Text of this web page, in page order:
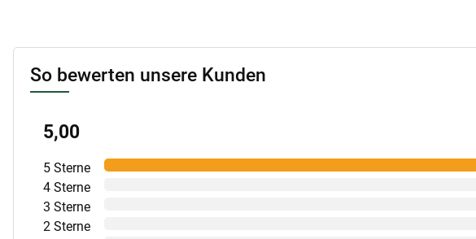
So bewerten unsere Kunden
5,00
5 Sterne
4 Sterne
3 Sterne
2 Sterne